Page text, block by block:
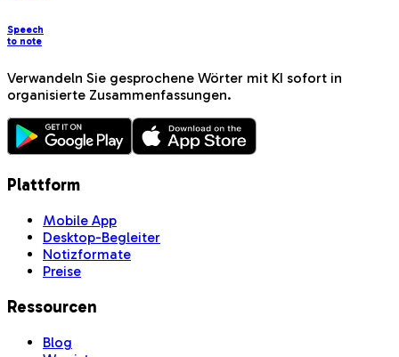
Speech
to note
Verwandeln Sie gesprochene Wörter mit KI sofort in
organisierte Zusammenfassungen.
Plattform
Mobile App
Desktop-Begleiter
Notizformate
Preise
Ressourcen
Blog